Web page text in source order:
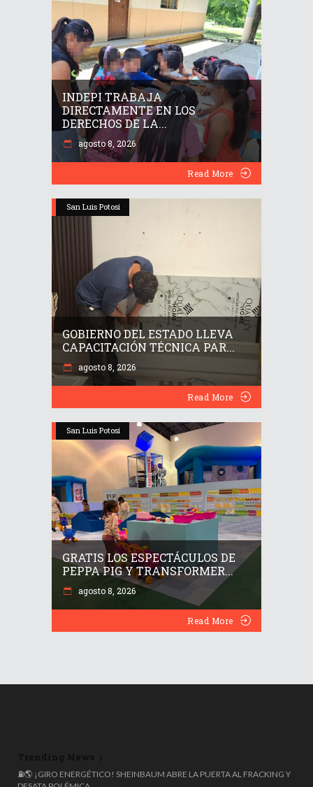
INDEPI TRABAJA
DIRECTAMENTE EN LOS
DERECHOS DE LA...
agosto 8, 2026
Read More
San Luis Potosí
GOBIERNO DEL ESTADO LLEVA
CAPACITACIÓN TÉCNICA PAR...
agosto 8, 2026
Read More
San Luis Potosí
GRATIS LOS ESPECTÁCULOS DE
PEPPA PIG Y TRANSFORMER...
agosto 8, 2026
Read More
⛽🌎 ¡GIRO ENERGÉTICO! SHEINBAUM ABRE LA PUERTA AL FRACKING Y
🌍 ESPAÑA ROZA LOS 50 MILLONES DE HABITANTES, PERO EL 20%